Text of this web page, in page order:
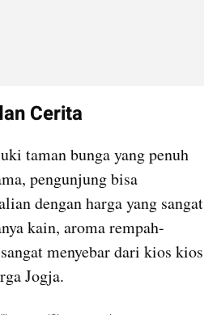
Cerita
taman bunga yang penuh
pengunjung bisa
dengan harga yang sangat
kain, aroma rempah-
menyebar dari kios kios
Jogja.